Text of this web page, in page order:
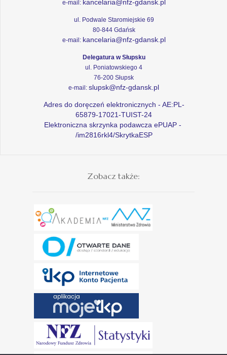
e-mail: kancelaria@nfz-gdansk.pl
ul. Podwale Staromiejskie 69
80-844 Gdańsk
e-mail: kancelaria@nfz-gdansk.pl
Delegatura w Słupsku
ul. Poniatowskiego 4
76-200 Słupsk
e-mail: slupsk@nfz-gdansk.pl
Adres do doręczeń elektronicznych - AE:PL-
65879-17021-TUIST-24
Elektroniczna skrzynka podawcza ePUAP -
/im2816rkl4/SkrytkaESP
Zobacz także: